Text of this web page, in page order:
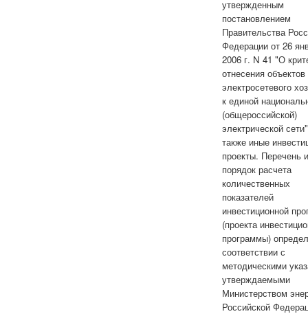
утвержденным
постановлением
Правительства
Федерации от 26
2006 г. N 41 "О
отнесения объектов
электросетевого
к единой
(общероссийской)
электрической
также иные
проекты. Перечень и
порядок расчета
количественных
показателей
инвестиционной
(проекта
программы)
соответствии с
методическими
утверждаемыми
Министерством
Российской